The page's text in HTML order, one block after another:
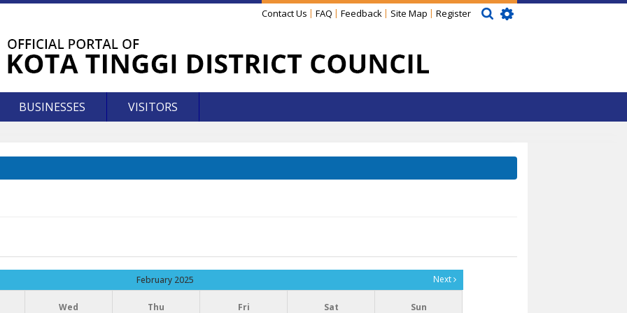
Contact Us FAQ Feedback Site Map Register
BUSINESSES VISITORS
February 2025 Next
Wed Thu Fri Sat Sun